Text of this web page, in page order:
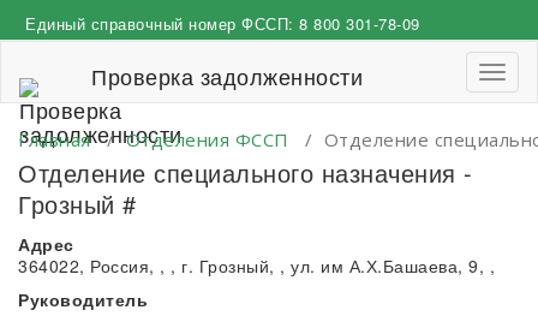
к
Единый справочный номер ФССП: 8 800 301-78-09
Проверка задолженности
Главная/Отделения ФССП / Отделение
Отделение специального назначения -
Грозный #
Адрес
364022, Россия, , , г. Грозный, , ул. им А.Х.Башаева, 9, ,
Руководитель